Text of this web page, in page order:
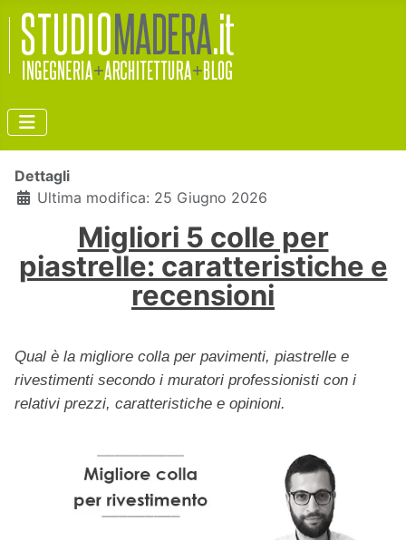
Dettagli
Ultima modifica: 25 Giugno 2026
Migliori 5 colle per
piastrelle: caratteristiche e
recensioni
Qual è la migliore colla per pavimenti, piastrelle e
rivestimenti secondo i muratori professionisti con i
relativi prezzi, caratteristiche e opinioni.